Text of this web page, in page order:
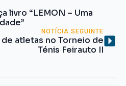
livro “LEMON – Uma
NOTÍCIA SEGUINTE
atletas no Torneio de
Ténis Feirauto II